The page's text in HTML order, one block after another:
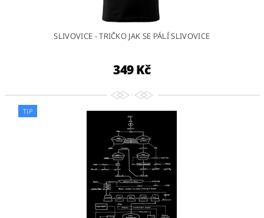
SLIVOVICE - TRIČKO JAK SE PÁLÍ SLIVOVICE
349 Kč
TIP